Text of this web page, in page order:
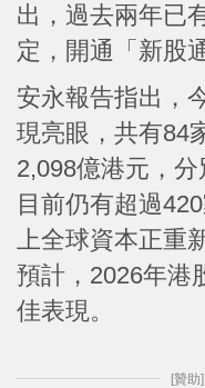
出，過去兩年已
定，開通「新股
安永報告指出，
現亮眼，共有84
2,098億港元，分
目前仍有超過
上全球資本正重
預計，2026年港
佳表現。
[贊